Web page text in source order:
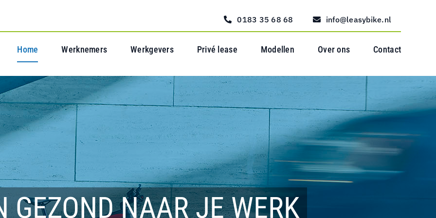
0183 35 68 68 info@leasybike.nl
Home Werknemers Werkgevers Privé lease Modellen Over ons Contact
GEZOND NAAR JE WERK